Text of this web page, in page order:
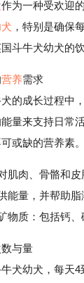
作为一种受欢迎
，特别是确保
斗牛犬幼犬的
营养需求
成长过程中，
量来支持日常
或缺的营养素。
肌肉、骨骼和皮
量，并帮助脂
质：包括钙、
与量
幼犬，每天4